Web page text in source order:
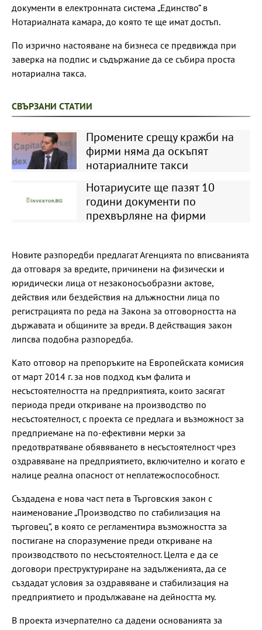
документи в електронната система „Единство” в
Нотариалната камара, до която те ще имат достъп.
По изрично настояване на бизнеса се предвижда при
заверка на подпис и съдържание да се събира проста
нотариална такса.
СВЪРЗАНИ СТАТИИ
Промените срещу кражби на
фирми няма да оскъпят
нотариалните такси
Нотариусите ще пазят 10
години документи по
прехвърляне на фирми
Новите разпоредби предлагат Агенцията по вписванията
да отговаря за вредите, причинени на физически и
юридически лица от незаконосъобразни актове,
действия или бездействия на длъжностни лица по
регистрацията по реда на Закона за отговорността на
държавата и общините за вреди. В действащия закон
липсва подобна разпоредба.
Като отговор на препоръките на Европейската комисия
от март 2014 г. за нов подход към фалита и
несъстоятелността на предприятията, които засягат
периода преди откриване на производство по
несъстоятелност, с проекта се предлага и възможност за
предприемане на по-ефективни мерки за
предотвратяване обявяването в несъстоятелност чрез
оздравяване на предприятието, включително и когато е
налице реална опасност от неплатежоспособност.
Създадена е нова част пета в Търговския закон с
наименование „Производство по стабилизация на
търговец”, в която се регламентира възможността за
постигане на споразумение преди откриване на
производството по несъстоятелност. Целта е да се
договори преструктуриране на задълженията, да се
създадат условия за оздравяване и стабилизация на
предприятието и продължаване на дейността му.
В проекта изчерпателно са дадени основанията за